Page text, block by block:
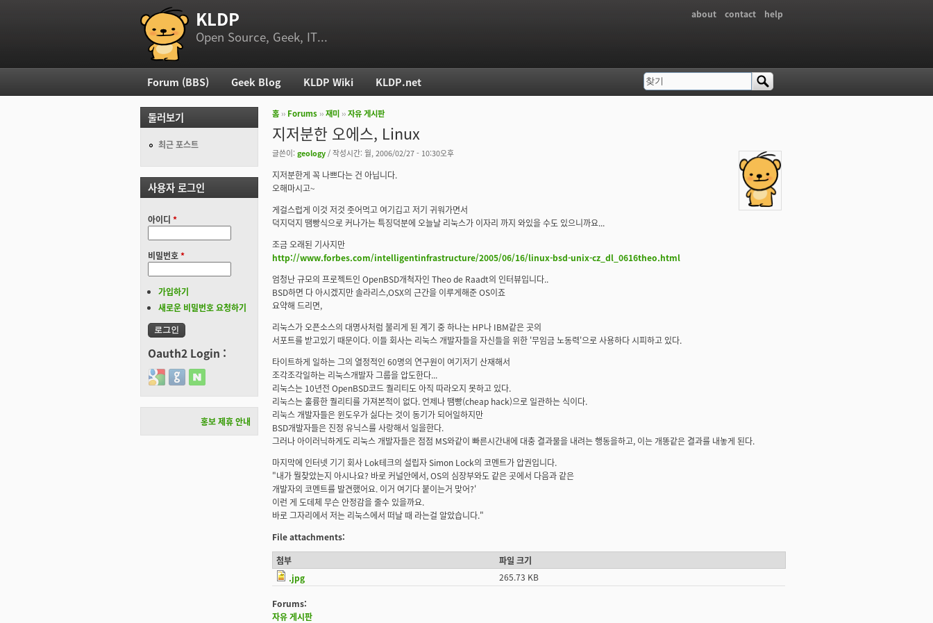
부 메뉴
about contact help
KLDP
Open Source, Geek, IT...
현재 위치
홈 ›› Forums ››재미 ››자유 게시판
지저분한 오에스, Linux
글쓴이: geology / 작성시간: 월, 2006/02/27 - 10:30오후
지저분한게 꼭 나쁘다는 건 아닙니다.
오해마시고~
게걸스럽게 이것 저것 줏어먹고 여기깁고 저기 귀워가면서
덕지덕지 땜빵식으로 커나가는 특징덕분에 오늘날 리눅스가 이자리 까지 와있을 수도 있으니까요...
조금 오래된 기사지만
http://www.forbes.com/intelligentinfrastructure/2005/06/16/linux-bsd-unix-cz_dl_0616theo.html
엄청난 규모의 프로젝트인 OpenBSD개척자인 Theo de Raadt의 인터뷰입니다..
BSD하면 다 아시겠지만 솔라리스,OSX의 근간을 이루게해준 OS이죠
요약해 드리면,
리눅스가 오픈소스의 대명사처럼 불리게 된 계기 중 하나는 HP나 IBM같은 곳의
서포트를 받고있기 때문이다. 이들 회사는 리눅스 개발자들을 자신들을 위한 '무임금 노동력'으로 사용하다 시피하고 있다.
타이트하게 일하는 그의 열정적인 60명의 연구원이 여기저기 산재해서
조각조각일하는 리눅스개발자 그룹을 압도한다...
리눅스는 10년전 OpenBSD코드 퀄리티도 아직 따라오지 못하고 있다.
리눅스는 훌륭한 퀄리티를 가져본적이 없다. 언제나 땜빵(cheap hack)으로 일관하는 식이다.
리눅스 개발자들은 윈도우가 싫다는 것이 동기가 되어일하지만
BSD개발자들은 진정 유닉스를 사랑해서 일을한다.
그러나 아이러닉하게도 리눅스 개발자들은 점점 MS와같이 빠른시간내에 대충 결과물을 내려는 행동을하고, 이는 개똥같은 결과를 내놓게 된다.
마지막에 인터넷 기기 회사 Lok테크의 설립자 Simon Lock의 코멘트가 압권입니다.
"내가 뭘찾았는지 아시나요? 바로 커널안에서, OS의 심장부와도 같은 곳에서 다음과 같은
개발자의 코멘트를 발견했어요. 이거 여기다 붙이는거 맞어?'
이런 게 도데체 무슨 안정감을 줄수 있을까요.
바로 그자리에서 저는 리눅스에서 떠날 때 라는걸 알았습니다."
File attachments:
첨부
파일 크기
.jpg
265.73 KB
Forums:
자유 게시판
주 메뉴
Forum (BBS) Geek Blog KLDP Wiki KLDP.net 검색 폼
찾기
둘러보기
최근 포스트
사용자 로그인
아이디 *
비밀번호*
가입하기
새로운 비밀번호 요청하기
Oauth2 Login :
Login with Google
Login with GitHub
Login with Naver
홍보 제휴 안내